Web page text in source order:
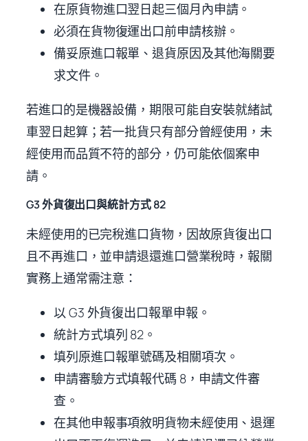
在原貨物進口翌日起三個月內申請。
必須在貨物復運出口前申請核辦。
備妥原進口報單、退貨原因及其他海關要
求文件。
若進口的是機器設備，期限可能自安裝就緒試
車翌日起算；若一批貨只有部分曾經使用，未
經使用而品質不符的部分，仍可能依個案申
請。
G3 外貨復出口與統計方式 82
未經使用的已完稅進口貨物，因故原貨復出口
且不再進口，並申請退還進口營業稅時，報關
實務上通常需注意：
以 G3 外貨復出口報單申報。
統計方式填列 82。
填列原進口報單號碼及相關項次。
申請審驗方式填報代碼 8，申請文件審
查。
在其他申報事項敘明貨物未經使用、退運